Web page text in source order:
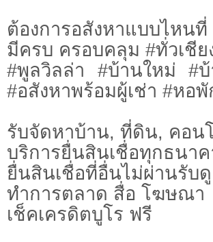
ต้องการอสังหาแบบไหนที่
มีครบ ครอบคลุม #ทั่วเชีย
#พูลวิลล่า #บ้านใหม่ #
#อสังหาพร้อมผู้เช่า #หอ
รับจัดหาบ้าน, ที่ดิน, คอน
บริการยื่นสินเชื่อทุกธนา
ยื่นสินเชื่อที่อื่นไม่ผ่านรับ
ทำการตลาด สื่อ โฆษณา
เช็คเครดิตบูโร ฟรี